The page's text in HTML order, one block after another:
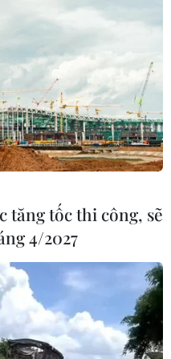
vận tải khách
Ninh trở lại
tiện vận tải chở khách
vào tỉnh Quảng Ninh
tăng tốc thi công, sẽ
4/2027